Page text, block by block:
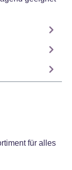
für alles